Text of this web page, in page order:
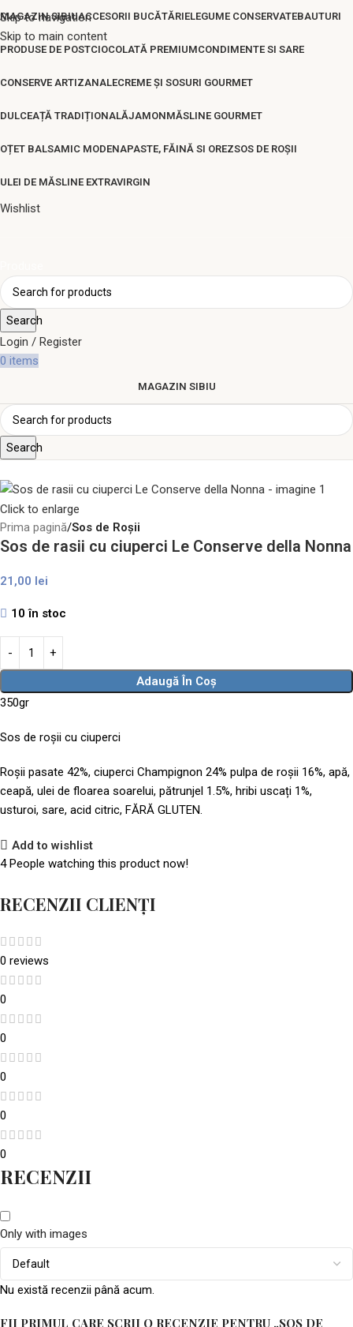
Skip to navigation
Skip to main content
MAGAZIN SIBIUACCESORII BUCĂTĂRIELEGUME CONSERVATEBAUTURI
PRODUSE DE POSTCIOCOLATĂ PREMIUMCONDIMENTE SI SARE
CONSERVE ARTIZANALECREME ȘI SOSURI GOURMET
DULCEAȚĂ TRADIȚIONALĂJAMONMĂSLINE GOURMET
OȚET BALSAMIC MODENAPASTE, FĂINĂ SI OREZSOS DE ROȘII
ULEI DE MĂSLINE EXTRAVIRGIN
Wishlist
Search
Login / Register
0 items
MAGAZIN SIBIU
Search
Click to enlarge
Prima pagină Sos de Roșii
Sos de rasii cu ciuperci Le Conserve della Nonna
21,00 lei
10 în stoc
Adaugă În Coș
350gr
Sos de roșii cu ciuperci
Roșii pasate 42%, ciuperci Champignon 24% pulpa de roșii 16%, apă,
ceapă, ulei de floarea soarelui, pătrunjel 1.5%, hribi uscați 1%,
usturoi, sare, acid citric, FĂRĂ GLUTEN.
Add to wishlist
4 People watching this product now!
RECENZII CLIENȚI
0 reviews
0
0
0
0
0
RECENZII
Only with images
Nu există recenzii până acum.
FII PRIMUL CARE SCRII O RECENZIE PENTRU „SOS DE